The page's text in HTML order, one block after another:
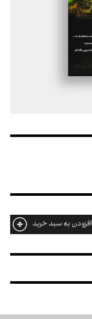
افزودن به سبد خرید